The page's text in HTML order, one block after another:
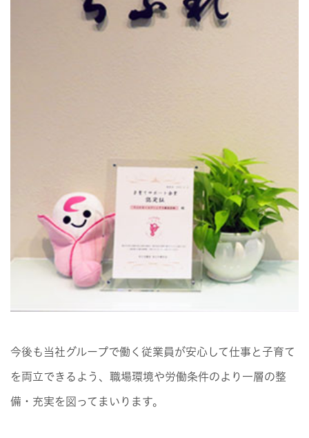
今後も当社グループで働く従業員が安心して仕事と子育て
を両立できるよう、職場環境や労働条件のより一層の整
備・充実を図ってまいります。